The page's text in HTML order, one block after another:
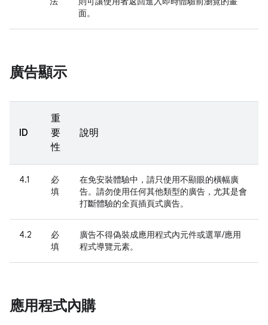
面。
廣告顯示
ID
重
要
性
說明
4.1
必
填
在免安裝體驗中，請只使用不顯眼的橫幅廣
告。請勿使用任何其他類型的廣告，尤其是會
打斷體驗的全頁插頁式廣告。
4.2
必
填
廣告不得偽裝成應用程式內元件或選單/應用
程式導覽元素。
應用程式內購